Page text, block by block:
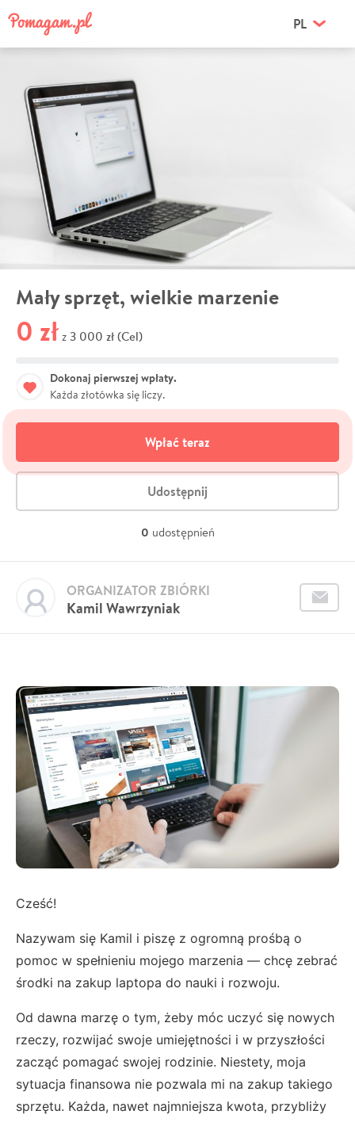
PL
Mały sprzęt, wielkie marzenie
0 zł z 3 000 zł (Cel)
Dokonaj pierwszej wpłaty.
Każda złotówka się liczy.
Wpłać teraz
Udostępnij
0 udostępnień
Kamil Wawrzyniak
ORGANIZATOR ZBIÓRKI
Cześć!
Nazywam się Kamil i piszę z ogromną prośbą o
pomoc w spełnieniu mojego marzenia — chcę zebrać
środki na zakup laptopa do nauki i rozwoju.
Od dawna marzę o tym, żeby móc uczyć się nowych
rzeczy, rozwijać swoje umiejętności i w przyszłości
zacząć pomagać swojej rodzinie. Niestety, moja
sytuacja finansowa nie pozwala mi na zakup takiego
sprzętu. Każda, nawet najmniejsza kwota, przybliży